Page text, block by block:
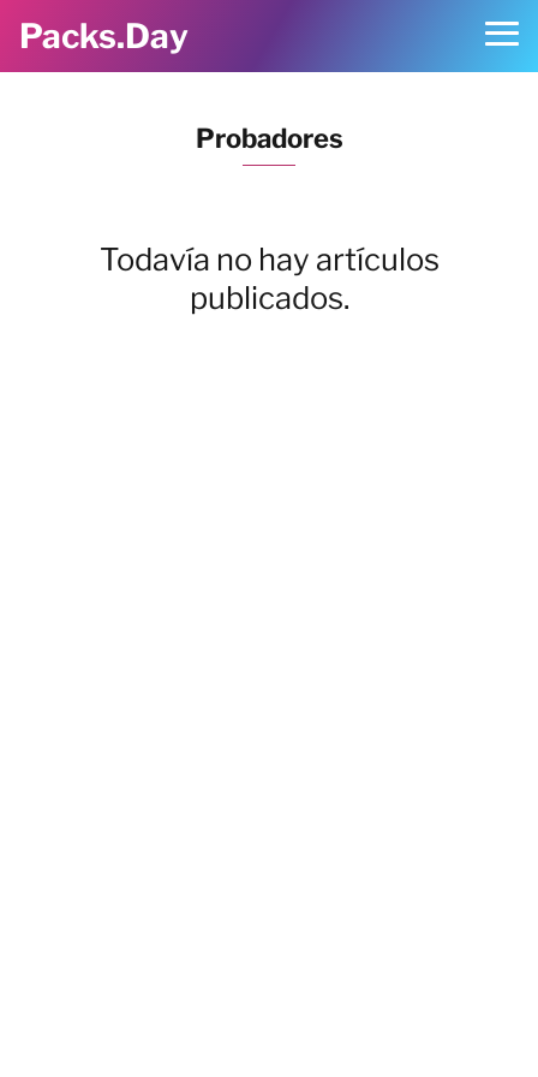
Packs.Day
Probadores
Todavía no hay artículos
publicados.